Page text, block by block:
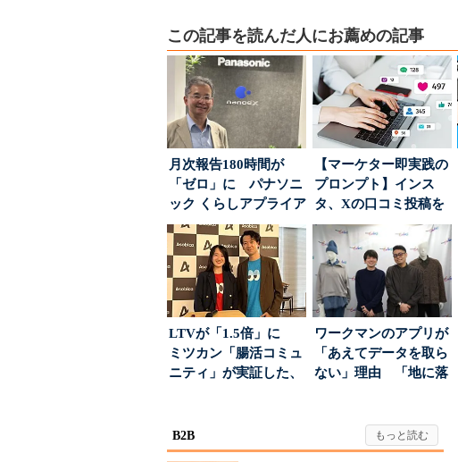
この記事を読んだ人にお薦めの記事
月次報告180時間が
「ゼロ」に パナソニ
ック くらしアプライア
ンス社が挑んだVo...
【マーケター即実践の
プロンプト】インス
タ、Xの口コミ投稿を
分析→戦略立案に生か
す...
LTVが「1.5倍」に
ミツカン「腸活コミュ
ニティ」が実証した、
ワークマンのアプリが
「あえてデータを取ら
ない」理由 「地に落
B2B